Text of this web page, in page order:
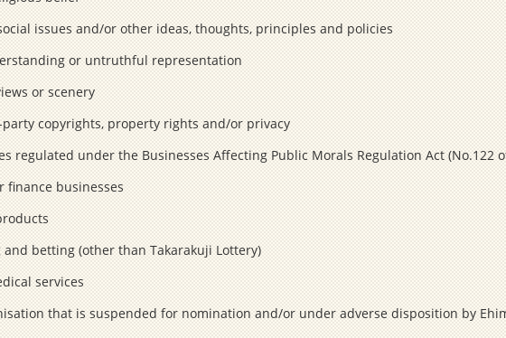
issues and/or other ideas, thoughts, principles and policies
or untruthful representation
or scenery
copyrights, property rights and/or privacy
regulated under the Businesses Affecting Public Morals Regulation Act (No.122
finance businesses
betting (other than Takarakuji Lottery)
services
that is suspended for nomination and/or under adverse disposition by